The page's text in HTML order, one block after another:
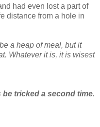
had even lost a part of
distance from a hole in
a heap of meal, but it
Whatever it is, it is wisest
tricked a second time.